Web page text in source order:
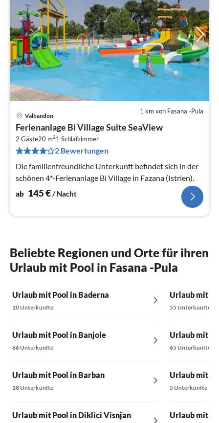
1 km von Fasana -Pula
Valbandon
Ferienanlage Bi Village Suite SeaView
2 Gäste20 m21 Schlafzimmer
2 Bewertungen
Die familienfreundliche Unterkunft befindet sich in der
schönen 4*-Ferienanlage Bi Village in Fazana (Istrien).
ab 145€/ Nacht
Beliebte Regionen und Orte für ihren
Urlaub mit Pool in Fasana -Pula
Urlaub mit Pool in Baderna
10 Unterkünfte
Urlaub mit Pool in Banjole
86 Unterkünfte
Urlaub mit Pool in Barban
18 Unterkünfte
Urlaub mit Pool in Diklici Visnjan
Urlaub mit
55 Unterkünfte
Urlaub mit
65 Unterkünfte
Urlaub mit
5 Unterkünfte
Urlaub mit